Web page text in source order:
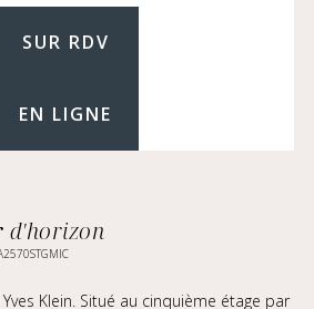
SUR RDV
EN LIGNE
d'horizon
Klein. Situé au cinquième étage par